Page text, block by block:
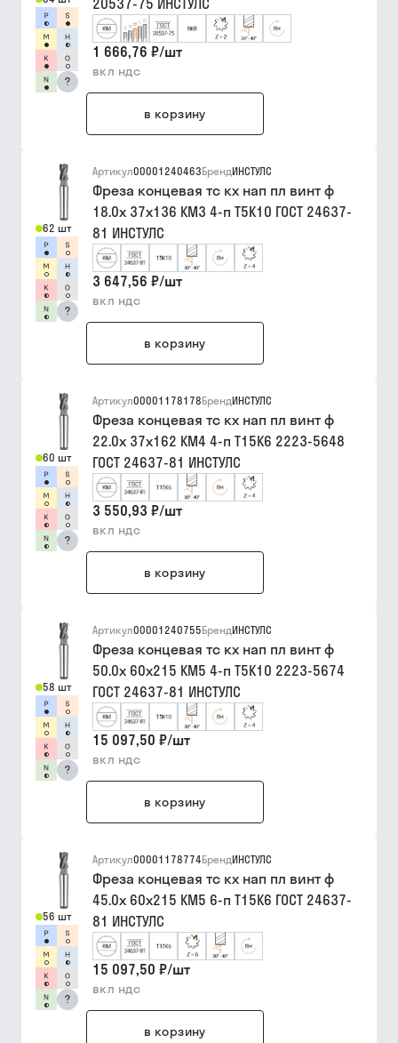
?
20537-75 ИНСТУЛС
1 666,76 ₽/шт
вкл ндс
в корзину
62 шт
?
Артикул00001240463БрендИНСТУЛС
Фреза концевая тс кх нап пл винт ф
18.0х 37х136 КМ3 4-п Т5К10 ГОСТ 24637-
81 ИНСТУЛС
3 647,56 ₽/шт
вкл ндс
в корзину
60 шт
?
Артикул00001178178БрендИНСТУЛС
Фреза концевая тс кх нап пл винт ф
22.0х 37х162 КМ4 4-п Т15К6 2223-5648
ГОСТ 24637-81 ИНСТУЛС
3 550,93 ₽/шт
вкл ндс
в корзину
58 шт
?
Артикул00001240755БрендИНСТУЛС
Фреза концевая тс кх нап пл винт ф
50.0х 60х215 КМ5 4-п Т5К10 2223-5674
ГОСТ 24637-81 ИНСТУЛС
15 097,50 ₽/шт
вкл ндс
в корзину
56 шт
?
Артикул00001178774БрендИНСТУЛС
Фреза концевая тс кх нап пл винт ф
45.0х 60х215 КМ5 6-п Т15К6 ГОСТ 24637-
81 ИНСТУЛС
15 097,50 ₽/шт
вкл ндс
в корзину